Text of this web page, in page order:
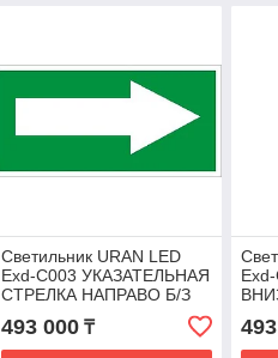
Светильник URAN LED
Exd-С003 УКАЗАТЕЛЬНАЯ
СТРЕЛКА НАПРАВО Б/З
493 000₸